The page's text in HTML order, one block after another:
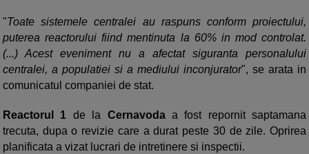
"Toate sistemele centralei au raspuns conform proiectului,
puterea reactorului fiind mentinuta la 60% in mod controlat.
(...) Acest eveniment nu a afectat siguranta personalului
centralei, a populatiei si a mediului inconjurator", se arata in
comunicatul companiei de stat.
Reactorul 1 de la Cernavodaa fost repornit saptamana
trecuta, dupa o revizie care a durat peste 30 de zile. Oprirea
planificata a vizat lucrari de intretinere si inspectii.